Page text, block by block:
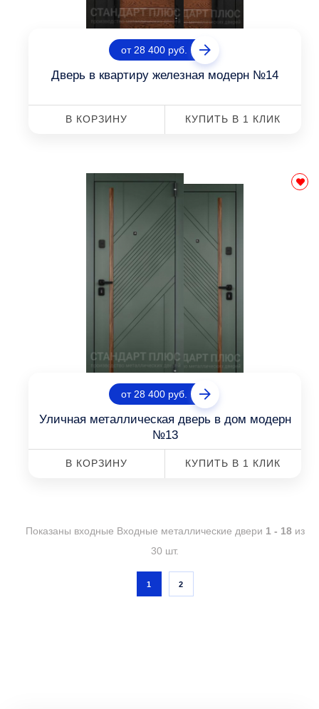
от 28 400 руб.
Дверь в квартиру железная модерн №14
В КОРЗИНУ КУПИТЬ В 1 КЛИК
от 28 400 руб.
Уличная металлическая дверь в дом модерн
№13
В КОРЗИНУ КУПИТЬ В 1 КЛИК
Показаны входные Входные металлические двери 1 - 18из
30 шт.
1 2